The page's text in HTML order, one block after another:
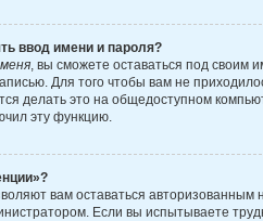
ввод имени и пароля?
, вы сможете оставаться под своим
Для того чтобы вам не
делать это на общедоступном
эту функцию.
вам оставаться
Если вы испытываете